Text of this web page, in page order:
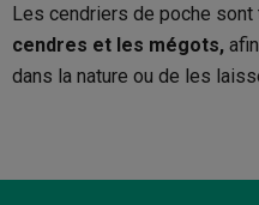
Les cendriers de poche
cendres et les mégots,
dans la nature ou de les